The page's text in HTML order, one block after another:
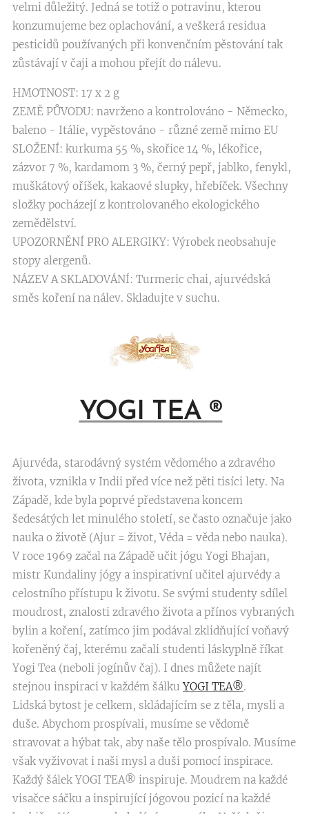
velmi důležitý. Jedná se totiž o potravinu, kterou
konzumujeme bez oplachování, a veškerá residua
pesticidů používaných při konvenčním pěstování tak
zůstávají v čaji a mohou přejít do nálevu.
HMOTNOST: 17 x 2 g
ZEMĚ PŮVODU: navrženo a kontrolováno - Německo,
baleno - Itálie, vypěstováno - různé země mimo EU
SLOŽENÍ: kurkuma 55 %, skořice 14 %, lékořice,
zázvor 7 %, kardamom 3 %, černý pepř, jablko, fenykl,
muškátový oříšek, kakaové slupky, hřebíček. Všechny
složky pocházejí z kontrolovaného ekologického
zemědělství.
UPOZORNĚNÍ PRO ALERGIKY: Výrobek neobsahuje
stopy alergenů.
NÁZEV A SKLADOVÁNÍ: Turmeric chai, ajurvédská
směs koření na nálev. Skladujte v suchu.
YOGI TEA ®
Ajurvéda, starodávný systém vědomého a zdravého
života, vznikla v Indii před více než pěti tisíci lety. Na
Západě, kde byla poprvé představena koncem
šedesátých let minulého století, se často označuje jako
nauka o životě (Ajur = život, Véda = věda nebo nauka).
V roce 1969 začal na Západě učit jógu Yogi Bhajan,
mistr Kundaliny jógy a inspirativní učitel ajurvédy a
celostního přístupu k životu. Se svými studenty sdílel
moudrost, znalosti zdravého života a přínos vybraných
bylin a koření, zatímco jim podával zklidňující voňavý
kořeněný čaj, kterému začali studenti láskyplně říkat
Yogi Tea (neboli jogínův čaj). I dnes můžete najít
stejnou inspiraci v každém šálkuYOGI TEA®.
Lidská bytost je celkem, skládajícím se z těla, mysli a
duše. Abychom prospívali, musíme se vědomě
stravovat a hýbat tak, aby naše tělo prospívalo. Musíme
však vyživovat i naši mysl a duši pomocí inspirace.
Každý šálek YOGI TEA® inspiruje. Moudrem na každé
visačce sáčku a inspirující jógovou pozicí na každé